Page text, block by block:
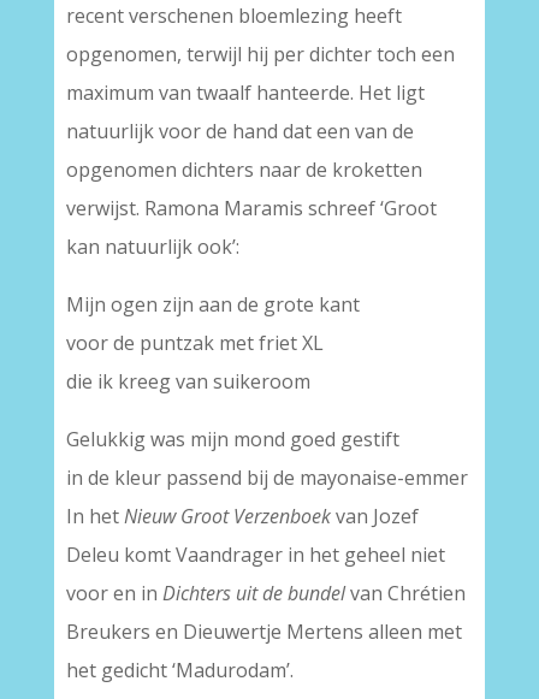
recent verschenen bloemlezing heeft
opgenomen, terwijl hij per dichter toch een
maximum van twaalf hanteerde. Het ligt
natuurlijk voor de hand dat een van de
opgenomen dichters naar de kroketten
verwijst. Ramona Maramis schreef ‘Groot
kan natuurlijk ook’:
Mijn ogen zijn aan de grote kant
voor de puntzak met friet XL
die ik kreeg van suikeroom
Gelukkig was mijn mond goed gestift
in de kleur passend bij de mayonaise-emmer
In hetNieuw Groot Verzenboekvan Jozef
Deleu komt Vaandrager in het geheel niet
voor en in Dichters uit de bundelvan Chrétien
Breukers en Dieuwertje Mertens alleen met
het gedicht ‘Madurodam’.